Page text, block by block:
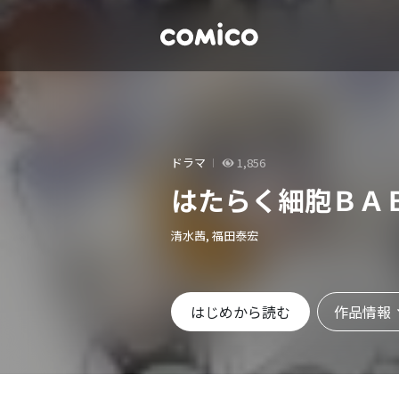
ドラマ 1,856
はたらく細胞ＢＡ
清水茜, 福田泰宏
はじめから読む 作品情報